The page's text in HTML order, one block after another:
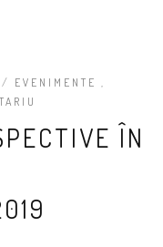
/ EVENIMENTE ,
ÎN